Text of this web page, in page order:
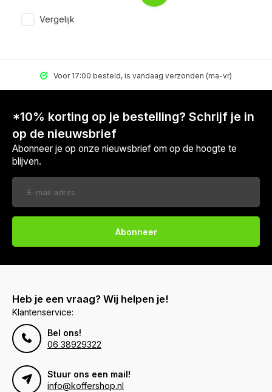
Vergelijk
Voor 17:00 besteld, is vandaag verzonden (ma-vr)
*10% korting op je bestelling? Schrijf je in
op de nieuwsbrief
Abonneer je op onze nieuwsbrief om op de hoogte te
blijven.
Abonneer
Heb je een vraag? Wij helpen je!
Klantenservice:
Bel ons!
06 38929322
Stuur ons een mail!
info@koffershop.nl